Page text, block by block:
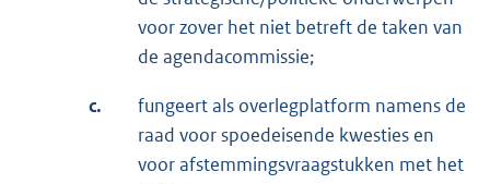
voor zover het niet betreft de taken van
de agendacommissie;
c.
fungeert als overlegplatform namens de
raad voor spoedeisende kwesties en
voor afstemmingsvraagstukken met het